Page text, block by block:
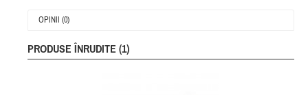
OPINII (0)
PRODUSE ÎNRUDITE (1)